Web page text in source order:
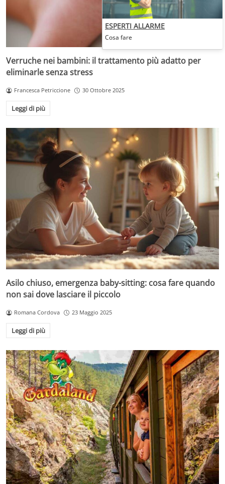
Verruche nei bambini: il trattamento più adatto per
eliminarle senza stress
Francesca Petriccione 30 Ottobre 2025
Leggi di più
Asilo chiuso, emergenza baby-sitting: cosa fare quando
non sai dove lasciare il piccolo
Romana Cordova 23 Maggio 2025
Leggi di più
ESPERTI ALLARME
Cosa fare